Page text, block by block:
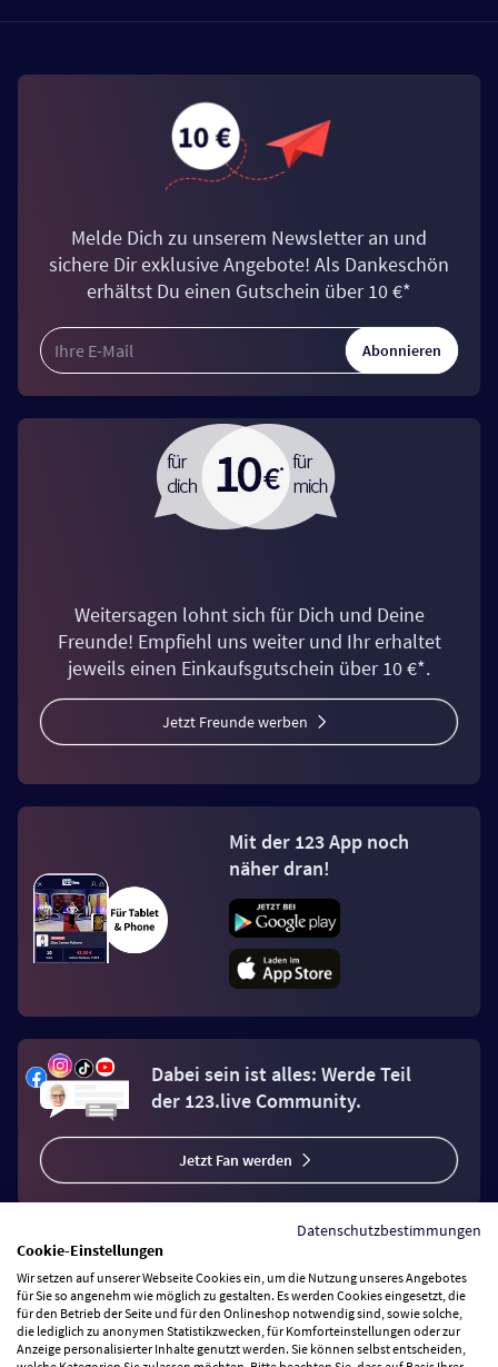
Melde Dich zu unserem Newsletter an und
sichere Dir exklusive Angebote! Als Dankeschön
erhältst Du einen Gutschein über 10 €*
Abonnieren
Weitersagen lohnt sich für Dich und Deine
Freunde! Empfiehl uns weiter und Ihr erhaltet
jeweils einen Einkaufsgutschein über 10 €*.
Jetzt Freunde werben
Mit der 123 App noch
näher dran!
Dabei sein ist alles: Werde Teil
der 123.live Community.
Jetzt Fan werden
Vertrag widerrufen
Zahlungsarten
Datenschutzbestimmungen
Cookie-Einstellungen
Wir setzen auf unserer Webseite Cookies ein, um die Nutzung unseres Angebotes
für Sie so angenehm wie möglich zu gestalten. Es werden Cookies eingesetzt, die
für den Betrieb der Seite und für den Onlineshop notwendig sind, sowie solche,
die lediglich zu anonymen Statistikzwecken, für Komforteinstellungen oder zur
Anzeige personalisierter Inhalte genutzt werden. Sie können selbst entscheiden,